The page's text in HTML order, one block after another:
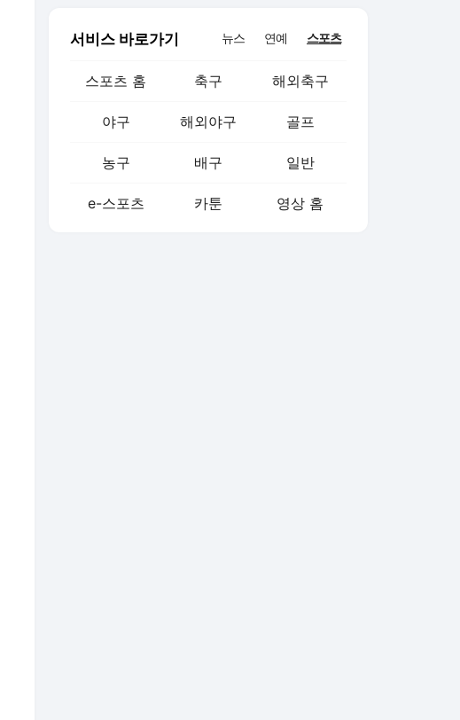
서비스 바로가기 뉴스 연예 스포츠
스포츠 홈 축구 해외축구
야구 해외야구 골프
농구 배구 일반
e-스포츠 카툰 영상 홈